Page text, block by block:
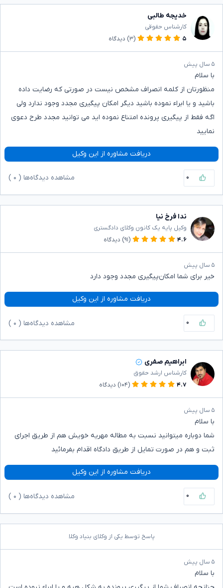
خدیجه طالبی
کارشناس حقوقی
۵
(۳) دیدگاه
۵ سال پیش
با سلام
منظورتان از کلمه انصراف مشخص نیست در صورتی که رضایت داده
باشید و یا ابراء نموده باشید دیگر امکان پیگیری مجدد وجود ندارد ولی
اگه فقط از پیگیری پرونده امتناع نموده اید می توانید مجدد طرح دعوی
نمایید
دریافت مشاوره از این وکیل
۰ مشاهده دیدگاه‌ها ( ۰
ندا فرخ نیا
وکیل پایه یک کانون وکلای دادگستری
۴.۶
(۹۱) دیدگاه
۵ سال پیش
خیر برای شما امکان‌پیگیری مجدد وجود‌ دارد
دریافت مشاوره از این وکیل
۰ مشاهده دیدگاه‌ها ( ۰
ابراهیم صفری
کارشناس ارشد حقوق
۴.۷
(۱۰۴) دیدگاه
۵ سال پیش
با سلام
شما دوباره میتوانید نسبت به مطاله مهریه خویش هم از طریق اجرای
ثبت و هم در صورت تمایل از طریق دادگاه اقدام بفرمائید
دریافت مشاوره از این وکیل
۰ مشاهده دیدگاه‌ها ( ۰
پاسخ توسط یکی از وکلای بنیاد وکلا
۵ سال پیش
با سلام